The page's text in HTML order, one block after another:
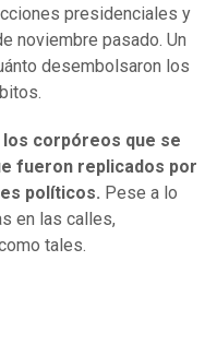
presidenciales y
noviembre pasado. Un
desembolsaron los
corpóreos que se
fueron replicados por
políticos. Pese a lo
en las calles,
tales.